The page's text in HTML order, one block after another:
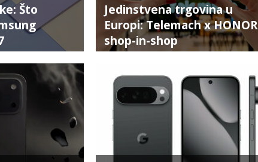
Što
Jedinstvena trgovina u
Europi: Telemach x HONOR
shop-in-shop